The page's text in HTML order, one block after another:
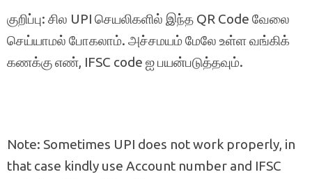
குறிப்பு: சில UPI செயலிகளில் இந்த QR Code வேலை
செய்யாமல் போகலாம். அச்சமயம் மேலே உள்ள வங்கிக்
கணக்கு எண், IFSC code ஐ பயன்படுத்தவும்.
Note: Sometimes UPI does not work properly, in
that case kindly use Account number and IFSC